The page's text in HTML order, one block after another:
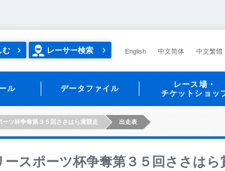
む レーサー検索 English 中文简体 中文繁體
ル データファイル
レース場・
チケットショッ
ーツ杯争奪第３５回ささはら賞競走 出走表
ースポーツ杯争奪第３５回ささはら